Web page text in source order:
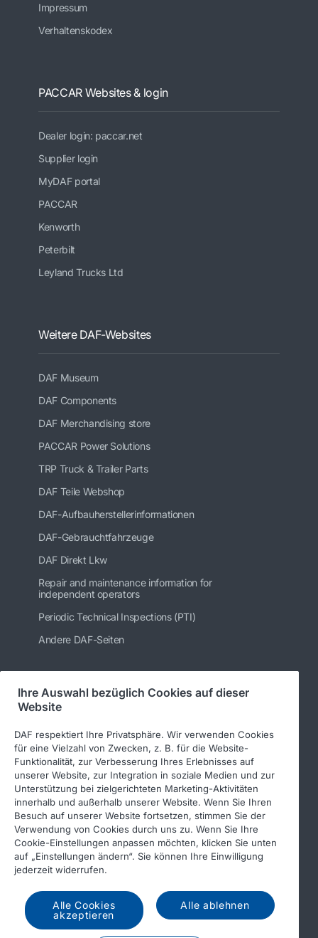
Impressum
Verhaltenskodex
PACCAR Websites & login
Dealer login: paccar.net
Supplier login
MyDAF portal
PACCAR
Kenworth
Peterbilt
Leyland Trucks Ltd
Weitere DAF-Websites
DAF Museum
DAF Components
DAF Merchandising store
PACCAR Power Solutions
TRP Truck & Trailer Parts
DAF Teile Webshop
DAF-Aufbauherstellerinformationen
DAF-Gebrauchtfahrzeuge
DAF Direkt Lkw
Repair and maintenance information for
independent operators
Periodic Technical Inspections (PTI)
Andere DAF-Seiten
Folgen Sie uns
© 2026 DAF
Rechtlicher Hinweis
Datenschutzerklärung
DAF und Cookies
Income Tax Report
Ihre Auswahl bezüglich Cookies auf dieser
Website
DAF respektiert Ihre Privatsphäre. Wir verwenden Cookies
für eine Vielzahl von Zwecken, z. B. für die Website-
Funktionalität, zur Verbesserung Ihres Erlebnisses auf
unserer Website, zur Integration in soziale Medien und zur
Unterstützung bei zielgerichteten Marketing-Aktivitäten
innerhalb und außerhalb unserer Website. Wenn Sie Ihren
Besuch auf unserer Website fortsetzen, stimmen Sie der
Verwendung von Cookies durch uns zu. Wenn Sie Ihre
Cookie-Einstellungen anpassen möchten, klicken Sie unten
auf „Einstellungen ändern“. Sie können Ihre Einwilligung
jederzeit widerrufen.
Alle Cookies
akzeptieren
Alle ablehnen